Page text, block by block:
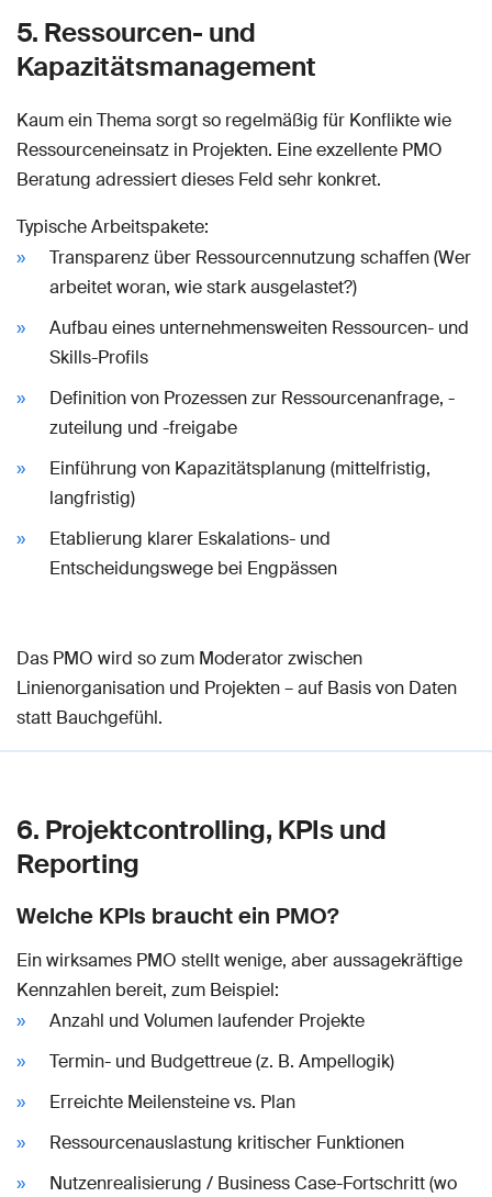
5. Ressourcen- und
Kapazitätsmanagement
Kaum ein Thema sorgt so regelmäßig für Konflikte wie
Ressourceneinsatz in Projekten. Eine exzellente PMO
Beratung adressiert dieses Feld sehr konkret.
Typische Arbeitspakete:
Transparenz über Ressourcennutzung schaffen (Wer
arbeitet woran, wie stark ausgelastet?)
Aufbau eines unternehmensweiten Ressourcen- und
Skills-Profils
Definition von Prozessen zur Ressourcenanfrage, -
zuteilung und -freigabe
Einführung von Kapazitätsplanung (mittelfristig,
langfristig)
Etablierung klarer Eskalations- und
Entscheidungswege bei Engpässen
Das PMO wird so zum Moderator zwischen
Linienorganisation und Projekten – auf Basis von Daten
statt Bauchgefühl.
6. Projektcontrolling, KPIs und
Reporting
Welche KPIs braucht ein PMO?
Ein wirksames PMO stellt wenige, aber aussagekräftige
Kennzahlen bereit, zum Beispiel:
Anzahl und Volumen laufender Projekte
Termin- und Budgettreue (z. B. Ampellogik)
Erreichte Meilensteine vs. Plan
Ressourcenauslastung kritischer Funktionen
Nutzenrealisierung / Business Case-Fortschritt (wo